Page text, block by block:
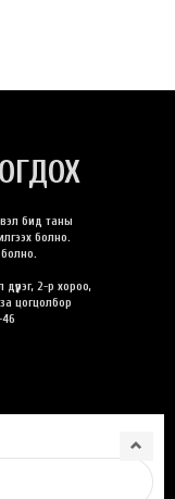
бид таны
болно.
2-р хороо,
цогцолбор